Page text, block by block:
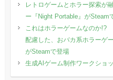
レトロゲームとホラー探索が
ー『Night Portable』がSteam
これはホラーゲームなのか!?
配慮した、おバカ系ホラーゲ
がSteamで登場
生成AIゲーム制作ワークショ